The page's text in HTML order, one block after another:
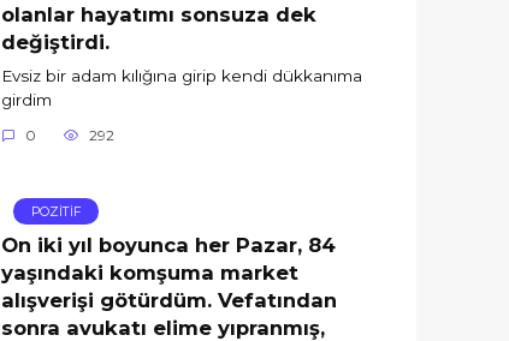
olanlar hayatımı sonsuza dek
değiştirdi.
Evsiz bir adam kılığına girip kendi dükkanıma
girdim
0 292
POZİTİF
On iki yıl boyunca her Pazar, 84
yaşındaki komşuma market
alışverişi götürdüm. Vefatından
sonra avukatı elime yıpranmış,